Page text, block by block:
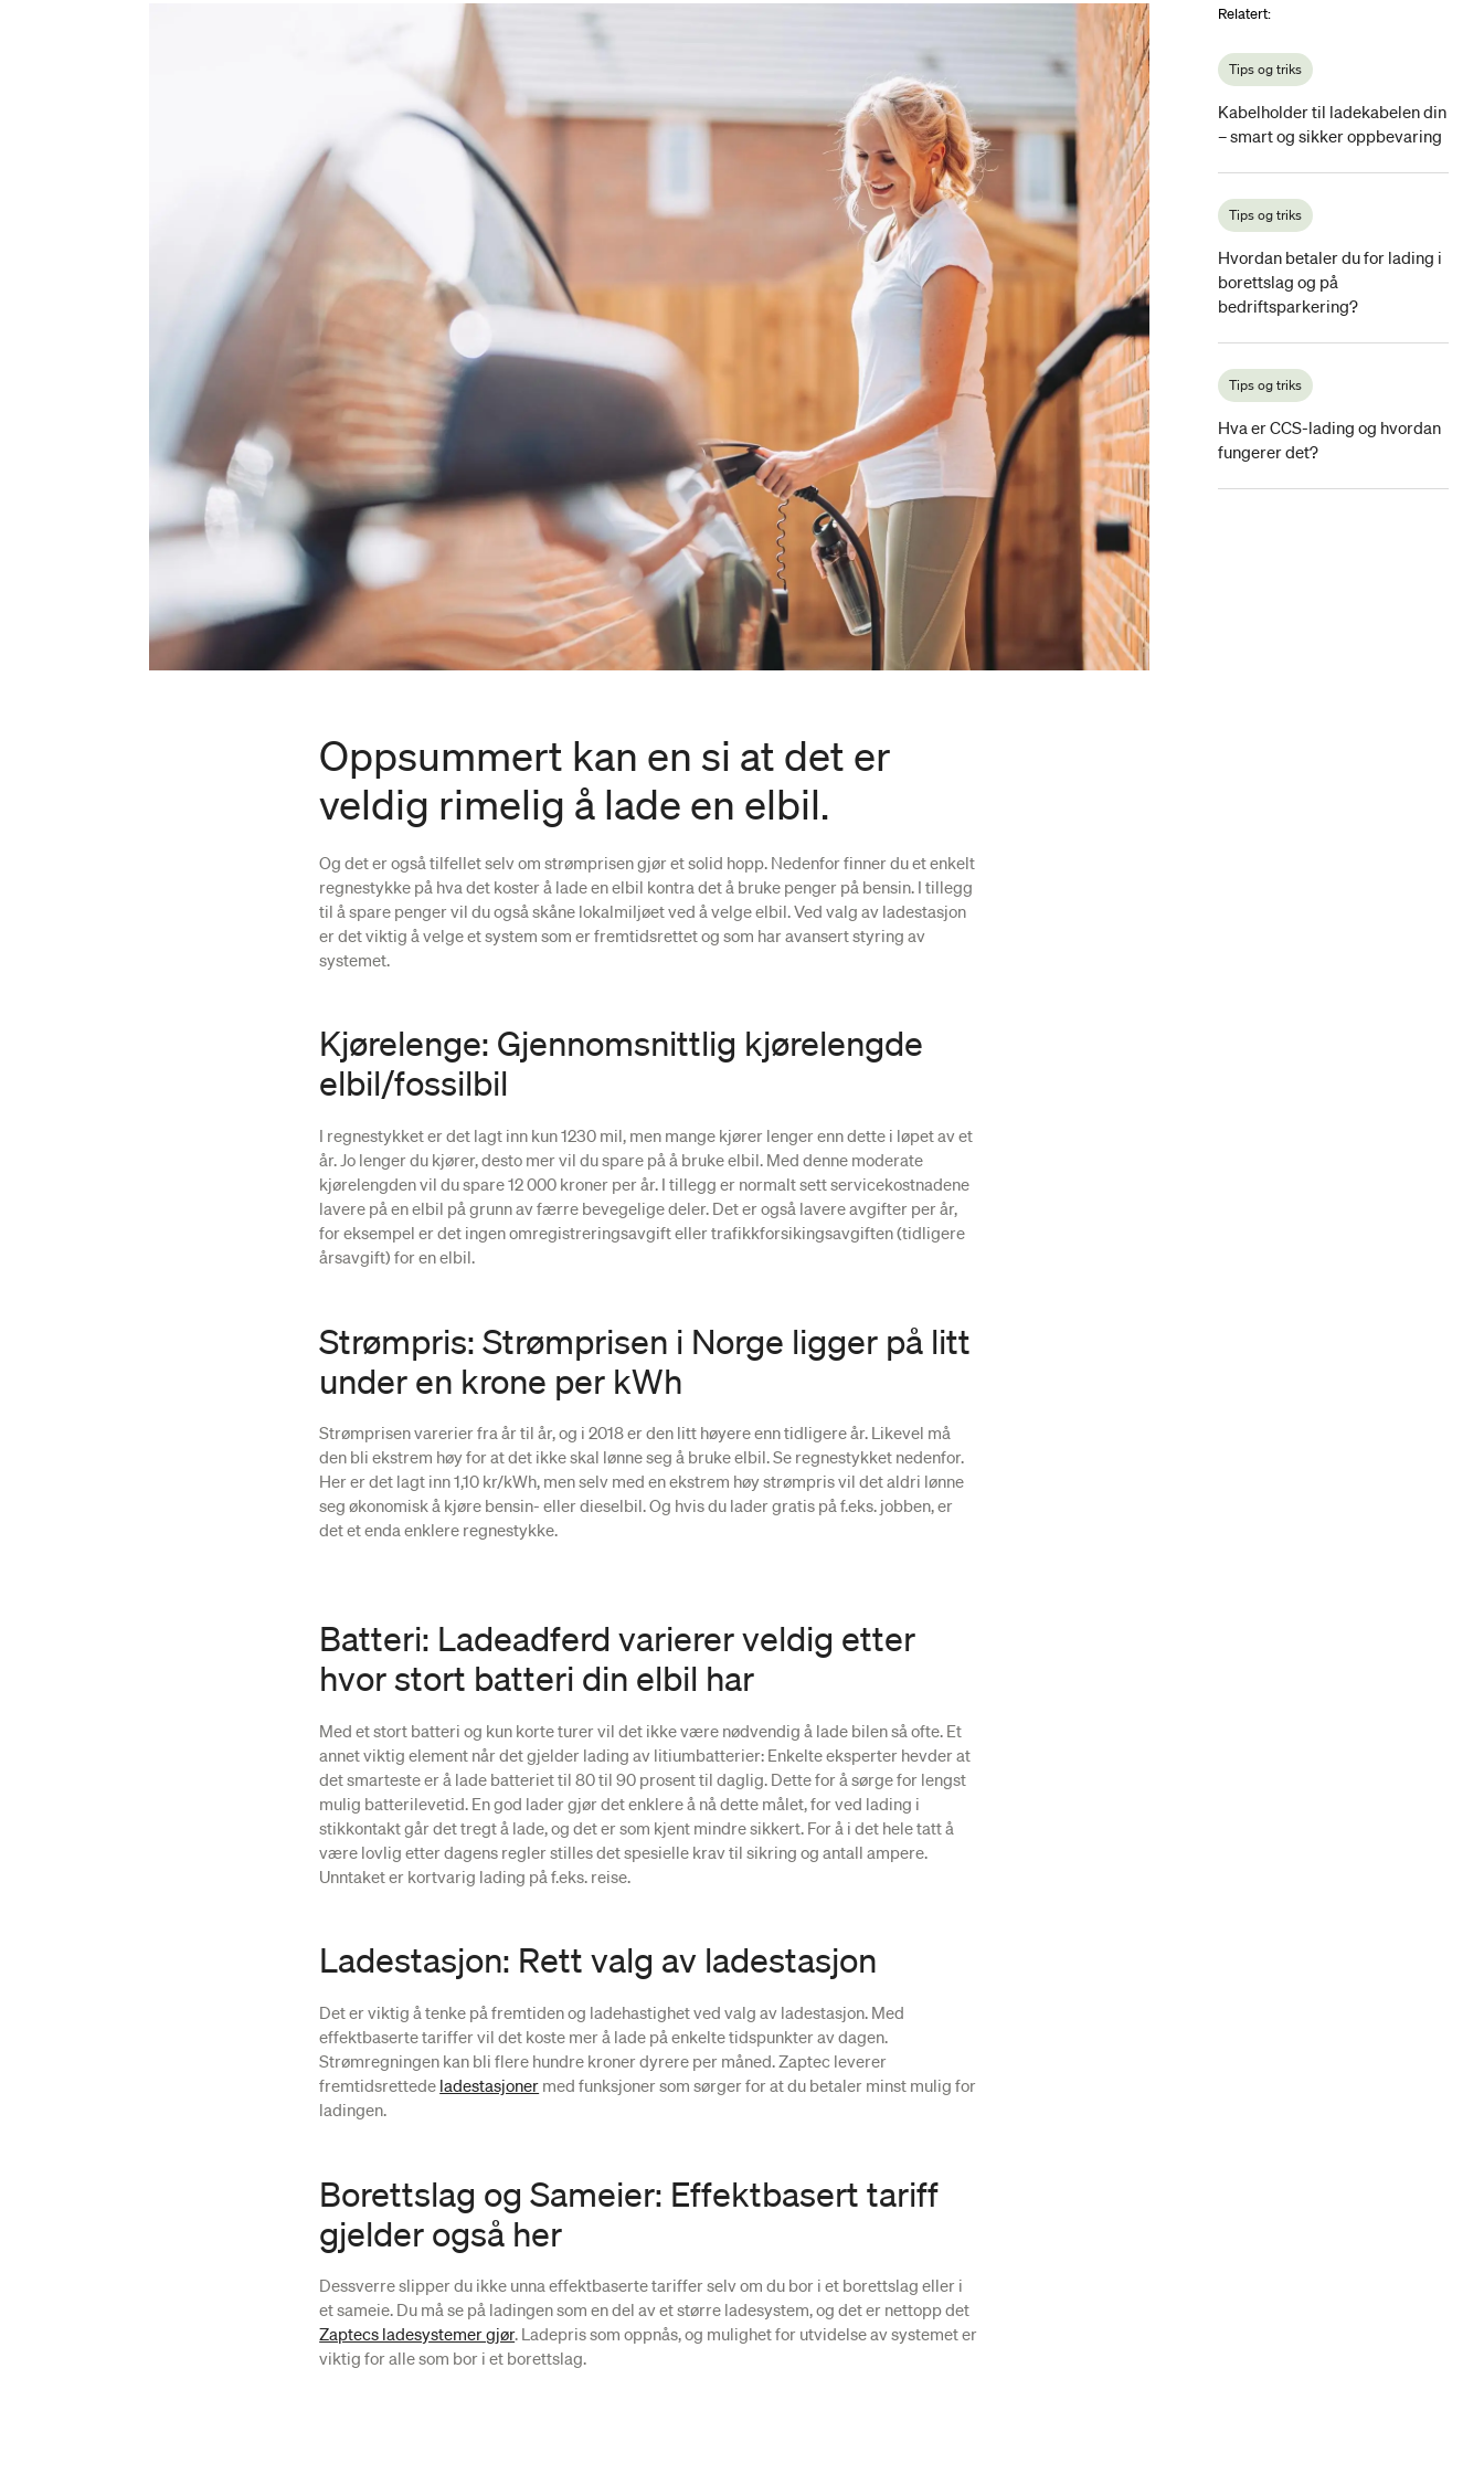
Relatert:
Tips og triks
Kabelholder til ladekabelen din
– smart og sikker oppbevaring
Tips og triks
Hvordan betaler du for lading i
borettslag og på
bedriftsparkering?
Tips og triks
Hva er CCS-lading og hvordan
fungerer det?
Oppsummert kan en si at det er
veldig rimelig å lade en elbil.
Og det er også tilfellet selv om strømprisen gjør et solid hopp. Nedenfor finner du et enkelt
regnestykke på hva det koster å lade en elbil kontra det å bruke penger på bensin. I tillegg
til å spare penger vil du også skåne lokalmiljøet ved å velge elbil. Ved valg av ladestasjon
er det viktig å velge et system som er fremtidsrettet og som har avansert styring av
systemet.
Kjørelenge: Gjennomsnittlig kjørelengde
elbil/fossilbil
I regnestykket er det lagt inn kun 1230 mil, men mange kjører lenger enn dette i løpet av et
år. Jo lenger du kjører, desto mer vil du spare på å bruke elbil. Med denne moderate
kjørelengden vil du spare 12 000 kroner per år. I tillegg er normalt sett servicekostnadene
lavere på en elbil på grunn av færre bevegelige deler. Det er også lavere avgifter per år,
for eksempel er det ingen omregistreringsavgift eller trafikkforsikingsavgiften (tidligere
årsavgift) for en elbil.
Strømpris: Strømprisen i Norge ligger på litt
under en krone per kWh
Strømprisen varerier fra år til år, og i 2018 er den litt høyere enn tidligere år. Likevel må
den bli ekstrem høy for at det ikke skal lønne seg å bruke elbil. Se regnestykket nedenfor.
Her er det lagt inn 1,10 kr/kWh, men selv med en ekstrem høy strømpris vil det aldri lønne
seg økonomisk å kjøre bensin- eller dieselbil. Og hvis du lader gratis på f.eks. jobben, er
det et enda enklere regnestykke.
Batteri: Ladeadferd varierer veldig etter
hvor stort batteri din elbil har
Med et stort batteri og kun korte turer vil det ikke være nødvendig å lade bilen så ofte. Et
annet viktig element når det gjelder lading av litiumbatterier: Enkelte eksperter hevder at
det smarteste er å lade batteriet til 80 til 90 prosent til daglig. Dette for å sørge for lengst
mulig batterilevetid. En god lader gjør det enklere å nå dette målet, for ved lading i
stikkontakt går det tregt å lade, og det er som kjent mindre sikkert. For å i det hele tatt å
være lovlig etter dagens regler stilles det spesielle krav til sikring og antall ampere.
Unntaket er kortvarig lading på f.eks. reise.
Ladestasjon: Rett valg av ladestasjon
Det er viktig å tenke på fremtiden og ladehastighet ved valg av ladestasjon. Med
effektbaserte tariffer vil det koste mer å lade på enkelte tidspunkter av dagen.
Strømregningen kan bli flere hundre kroner dyrere per måned. Zaptec leverer
fremtidsrettede ladestasjoner med funksjoner som sørger for at du betaler minst mulig for
ladingen.
Borettslag og Sameier: Effektbasert tariff
gjelder også her
Dessverre slipper du ikke unna effektbaserte tariffer selv om du bor i et borettslag eller i
et sameie. Du må se på ladingen som en del av et større ladesystem, og det er nettopp det
Zaptecs ladesystemer gjør. Ladepris som oppnås, og mulighet for utvidelse av systemet er
viktig for alle som bor i et borettslag.